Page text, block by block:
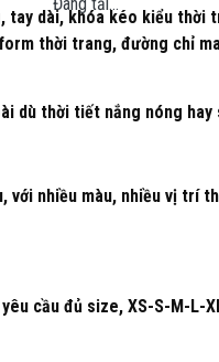
tay dài, khóa kéo kiểu thời
thời trang, đường chỉ
dù thời tiết nắng nóng hay
với nhiều màu, nhiều vị trí
cầu đủ size, XS-S-M-L-